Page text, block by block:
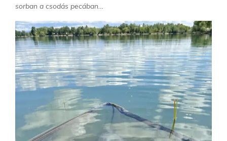
sorban a csodás pecában…